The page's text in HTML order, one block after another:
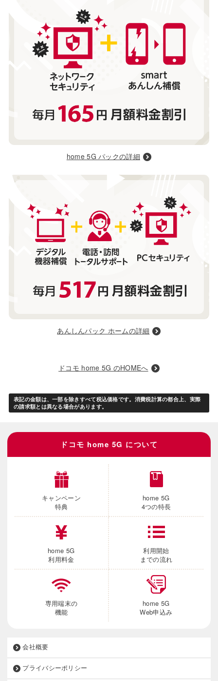
home 5G パックの詳細
あんしんパック ホームの詳細
ドコモ home 5G のHOMEへ
表記の金額は、一部を除きすべて税込価格です。消費税計算の都合上、実際
の請求額とは異なる場合があります。
ドコモ home 5G について
キャンペーン
特典
home 5G
4つの特長
home 5G
利用料金
利用開始
までの流れ
専用端末の
機能
home 5G
Web申込み
会社概要
プライバシーポリシー